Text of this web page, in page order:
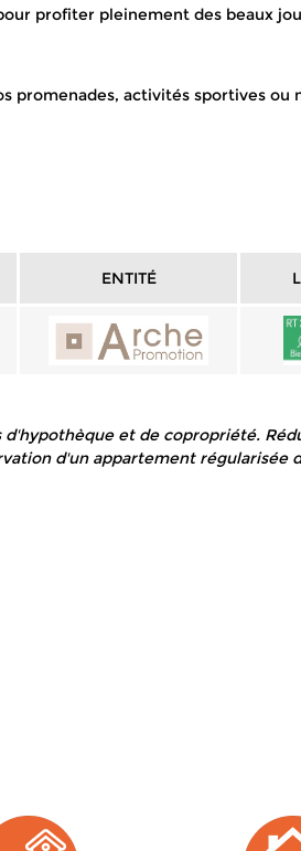
profiter pleinement des beaux
promenades, activités sportives ou
ENTITÉ
et de copropriété.
d'un appartement régularisée